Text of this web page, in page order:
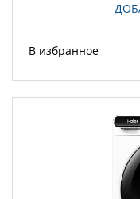
В избранное